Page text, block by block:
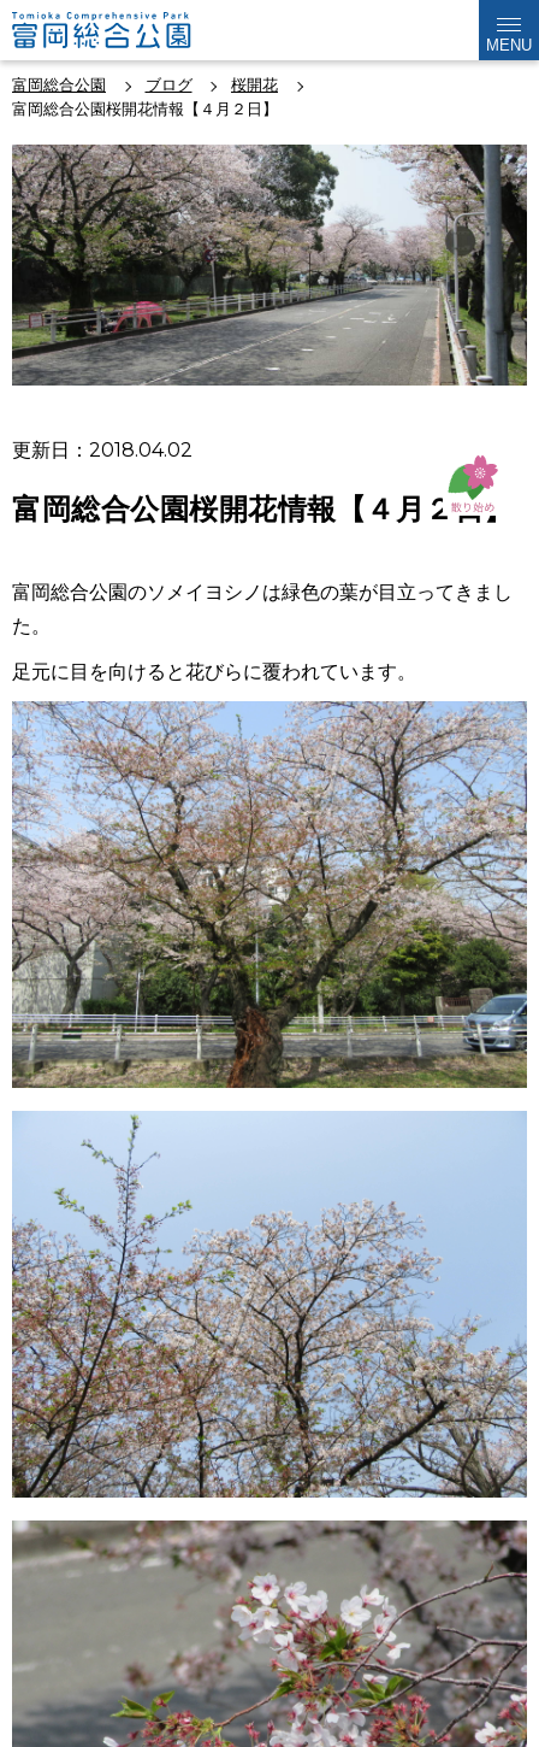
MENU
富岡総合公園 ブログ
桜開花
富岡総合公園桜開花情報【４月２日】
更新日：2018.04.02
富岡総合公園桜開花情報【４月２日】
富岡総合公園のソメイヨシノは緑色の葉が目立ってきまし
た。
足元に目を向けると花びらに覆われています。